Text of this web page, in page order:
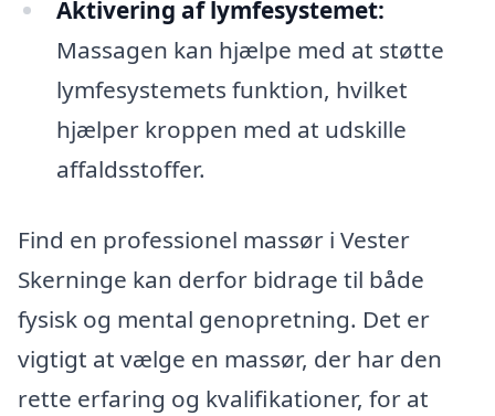
Aktivering af lymfesystemet:
Massagen kan hjælpe med at støtte
lymfesystemets funktion, hvilket
hjælper kroppen med at udskille
affaldsstoffer.
Find en professionel massør i Vester
Skerninge kan derfor bidrage til både
fysisk og mental genopretning. Det er
vigtigt at vælge en massør, der har den
rette erfaring og kvalifikationer, for at